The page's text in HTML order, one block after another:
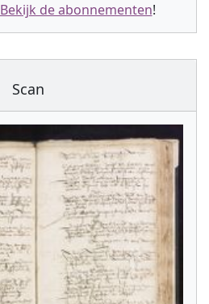
Bekijk de abonnementen!
Scan